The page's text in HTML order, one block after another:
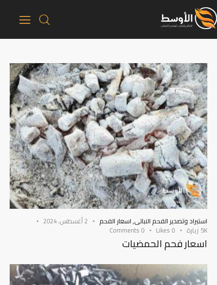
استيراد وتصدير الفحم النباتى,اسعار الفحم 2 أغسطس، 2024
5K زيارة 0
Likes
0
Comments
اسعار فحم الحمضيات